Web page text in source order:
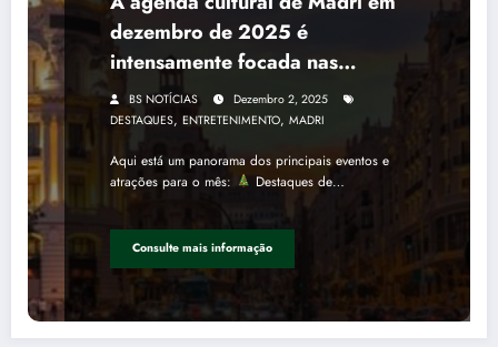
dezembro de 2025 é
intensamente focada nas
celebrações de Natal, mas
também oferece uma rica
programação de arte, ópera e
shows, culminando na grande
festa de Réveillon na Puerta del
Sol.
BS NOTÍCIAS
Dezembro 2, 2025
DESTAQUES, ENTRETENIMENTO, MADRI
Aqui está um panorama dos principais eventos e
atrações para o mês:
Destaques de…
Consulte mais informação